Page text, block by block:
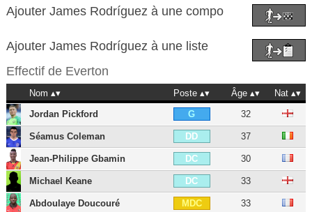
Ajouter James Rodríguez à une compo
Ajouter James Rodríguez à une liste
Effectif de Everton
Nom Poste Âge
Nat
Jordan Pickford
G 32
Séamus Coleman DD 37
Jean-Philippe Gbamin DC 30
Michael Keane DC 33
Abdoulaye Doucouré MDC 33